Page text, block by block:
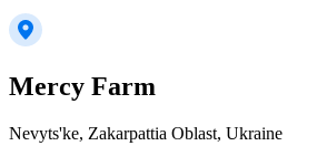
Mercy Farm
Nevyts'ke, Zakarpattia Oblast, Ukraine